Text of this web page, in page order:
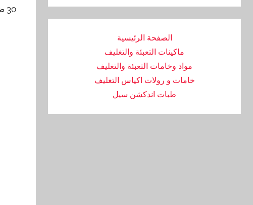
الصفحة الرئيسية
ماكينات التعبئة والتغليف
مواد وخامات التعبئة والتغليف
خامات و رولات اكياس التغليف
طبات اندكشن سيل